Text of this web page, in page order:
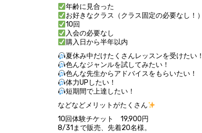
年齢に見合った
お好きなクラス（クラス固定の必要なし！）
10回
入会の必要なし
購入日から半年以内
夏休み中だけたくさんレッスンを受けたい！
色んなジャンルを試してみたい！
色んな先生からアドバイスをもらいたい！
体力UPしたい！
短期間で上達したい！
などなどメリットがたくさん
10回体験チケット 19,900円
8/31まで販売、先着20名様。